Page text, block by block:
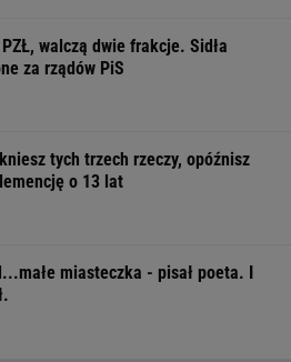
walczą dwie frakcje. Sidła
za rządów PiS
tych trzech rzeczy, opóźnisz
o 13 lat
miasteczka - pisał poeta. I